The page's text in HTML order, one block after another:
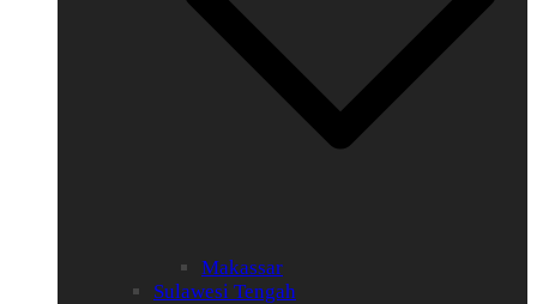
Makassar
Sulawesi Tengah